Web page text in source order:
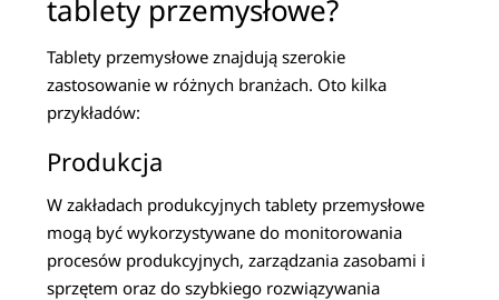
tablety przemysłowe?
Tablety przemysłowe znajdują szerokie
zastosowanie w różnych branżach. Oto kilka
przykładów:
Produkcja
W zakładach produkcyjnych tablety przemysłowe
mogą być wykorzystywane do monitorowania
procesów produkcyjnych, zarządzania zasobami i
sprzętem oraz do szybkiego rozwiązywania